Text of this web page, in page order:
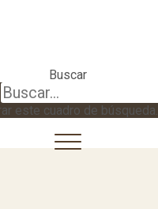
Buscar
este cuadro de búsqueda.